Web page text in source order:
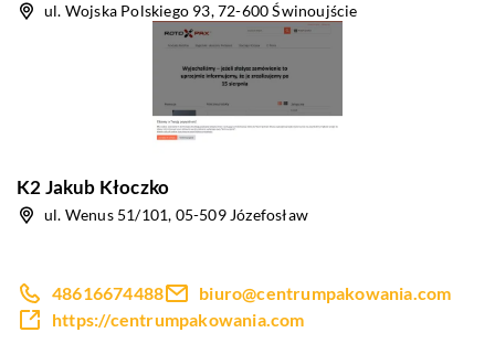
ul. Wojska Polskiego 93, 72-600 Świnoujście
K2 Jakub Kłoczko
ul. Wenus 51/101, 05-509 Józefosław
48616674488
biuro@centrumpakowania.com
https://centrumpakowania.com